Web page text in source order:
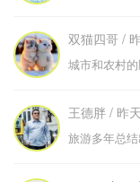
双猫四哥 /
城市和农村的
王德胖 / 昨
旅游多年总